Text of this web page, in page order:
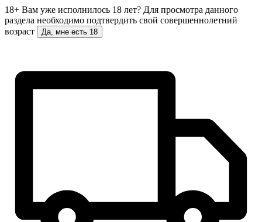
18+ Вам уже исполнилось 18 лет? Для просмотра данного
раздела необходимо подтвердить свой совершеннолетний
возраст
Да, мне есть 18